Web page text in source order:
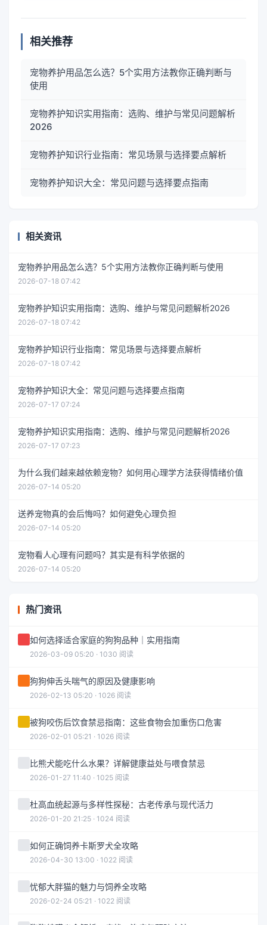
相关推荐
宠物养护用品怎么选？5个实用方法教你正确判断与
使用
宠物养护知识实用指南：选购、维护与常见问题解析
2026
宠物养护知识行业指南：常见场景与选择要点解析
宠物养护知识大全：常见问题与选择要点指南
相关资讯
宠物养护用品怎么选？5个实用方法教你正确判断与使用
2026-07-18 07:42
宠物养护知识实用指南：选购、维护与常见问题解析2026
2026-07-18 07:42
宠物养护知识行业指南：常见场景与选择要点解析
2026-07-18 07:42
宠物养护知识大全：常见问题与选择要点指南
2026-07-17 07:24
宠物养护知识实用指南：选购、维护与常见问题解析2026
2026-07-17 07:23
为什么我们越来越依赖宠物？如何用心理学方法获得情绪价值
2026-07-14 05:20
送养宠物真的会后悔吗？如何避免心理负担
2026-07-14 05:20
宠物看人心理有问题吗？其实是有科学依据的
2026-07-14 05:20
热门资讯
如何选择适合家庭的狗狗品种｜实用指南
2026-03-09 05:20 · 1030 阅读
狗狗伸舌头喘气的原因及健康影响
2026-02-13 05:20 · 1026 阅读
被狗咬伤后饮食禁忌指南：这些食物会加重伤口危害
2026-02-01 05:21 · 1026 阅读
比熊犬能吃什么水果？详解健康益处与喂食禁忌
2026-01-27 11:40 · 1025 阅读
杜高血统起源与多样性探秘：古老传承与现代活力
2026-01-20 21:25 · 1024 阅读
如何正确饲养卡斯罗犬全攻略
2026-04-30 13:00 · 1022 阅读
忧郁大胖猫的魅力与饲养全攻略
2026-02-24 05:21 · 1022 阅读